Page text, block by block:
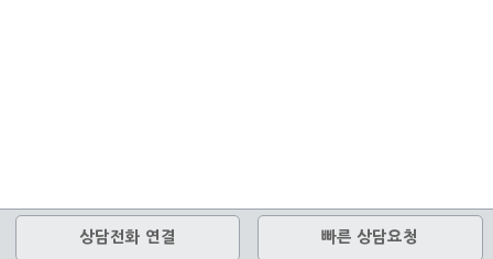
상담전화 연결 빠른 상담요청